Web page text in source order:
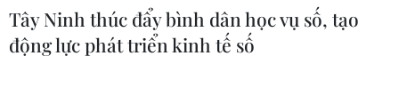
Tây Ninh thúc đẩy bình dân học vụ số, tạo
động lực phát triển kinh tế số